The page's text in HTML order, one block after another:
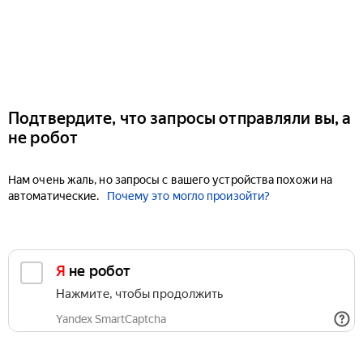
Подтвердите, что запросы отправляли вы, а
не робот
Нам очень жаль, но запросы с вашего устройства похожи на
автоматические.
Почему это могло произойти?
Я не робот
Нажмите, чтобы продолжить
Yandex SmartCaptcha